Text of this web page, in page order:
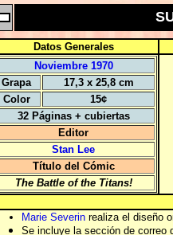
Datos Generales
Noviembre 1970
Grapa
17,3 x 25,8 cm
Color
15¢
32 Páginas + cubiertas
Editor
Stan Lee
Título del Cómic
The Battle of the Titans!
Marie Severin realiza el diseño
Se incluye la sección de correo